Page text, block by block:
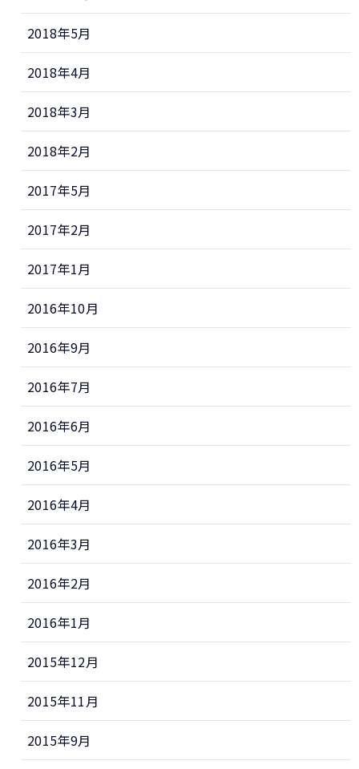
2018年5月
2018年4月
2018年3月
2018年2月
2017年5月
2017年2月
2017年1月
2016年10月
2016年9月
2016年7月
2016年6月
2016年5月
2016年4月
2016年3月
2016年2月
2016年1月
2015年12月
2015年11月
2015年9月